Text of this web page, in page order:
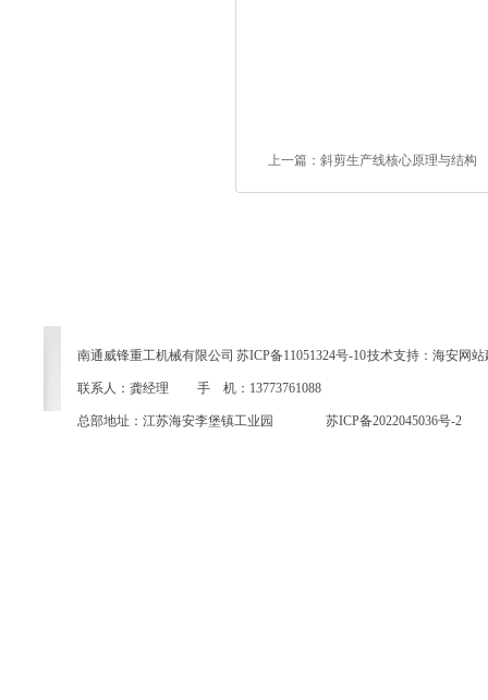
上一篇： 斜剪生产线核心原理与结构
南通威锋重工机械有限公司 苏ICP备11051324号-10技术支持： 海安网站
联系人：龚经理 手 机：13773761088
总部地址：江苏海安李堡镇工业园 苏ICP备2022045036号-2